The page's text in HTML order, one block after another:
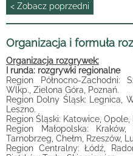
< Zobacz poprzedni
Organizacja i formuła
Organizacja rozgrywek:
I runda: rozgrywki regionalne
Region Północno-Zachodni:
Wlkp., Zielona Góra, Poznań.
Region Dolny Śląsk: Legnica,
Leszno.
Region Śląski: Katowice,
Region Małopolska:
Tarnobrzeg, Chełm, Rzeszów,
Region Centralny: Łódź,